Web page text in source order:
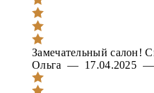
Замечательный салон!
Ольга — 17.04.2025 —